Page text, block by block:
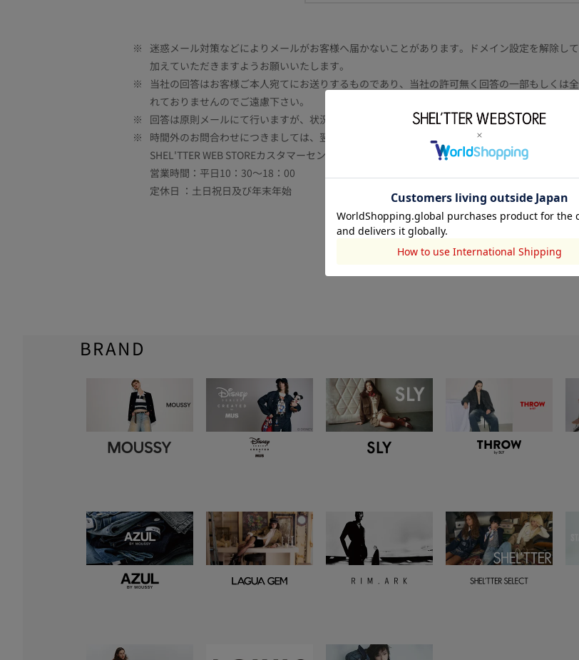
※
迷惑メール対策などによりメールがお客様へ届かないことがあります。ドメイン設定を解除
加えていただきますようお願いいたします。
※
当社の回答はお客様ご本人宛てにお送りするものであり、当社の許可無く回答の一部もしくは
れておりませんのでご遠慮下さい。
※
回答は原則メールにて行いますが、状況により電話や書面等の場合もございます。また内容に
※
時間外のお問合わせにつきましては、翌営業日より順次対応いたします。
SHEL'TTER WEB STOREカスタマーセンター
営業時間：平日10：30～18：00
定休日 ：土日祝日及び年末年始
BRAND